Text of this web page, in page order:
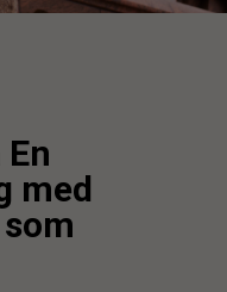
med